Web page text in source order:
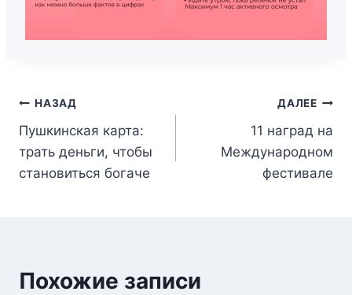
НАЗАД
Пушкинская карта:
трать деньги, чтобы
становиться богаче
ДАЛЕЕ
11 наград на
Международном
фестивале
Похожие записи